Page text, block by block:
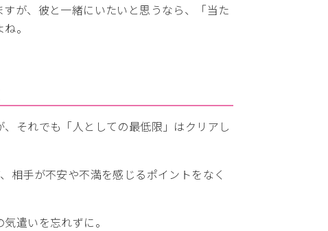
が、彼と一緒にいたいと思うなら、「当た
。
それでも「人としての最低限」はクリアし
相手が不安や不満を感じるポイントをなく
遣いを忘れずに。